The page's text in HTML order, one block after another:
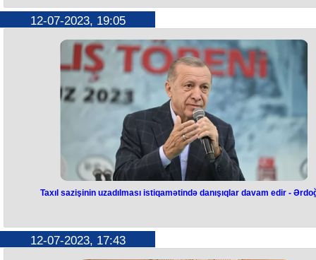
mövqelərimiz atəşə tutuldu
Bu barədə Müdafiə Nazirliyindən məlumat verilib. Belə ki, iyulun 12-
saat 13:50-dən 17:00-dək Ermənistan silahlı qüvvələrinin bölmələri
Qarakilsə rayonunun Qızılcıq və Basarkeçər rayonunun Yuxarı Şorca
yaşayış məntəqələri istiqamətlərində yerləşən mövqelərindən
Azərbaycan Ordusunun Laçın rayonunun Minkənd və Kəlbəcər
rayonunun Mollabayramlı yaşayış məntəqələri istiqamətlərində
mövqelərini atıcı silahlardan fasilələrlə atəşə tutub. Bölmələrimiz
tərəfindən qeyd olunan bütün istiqamətlərdə adekvat cavab tədbirləri
görülüb.
12-07-2023, 19:05
istiqamətində danışıqlar davam
edir - Ərdoğan
Taxıl sazişinin uzadılması istiqamətində danışıqlar davam edir -
12-07-2023, 17:43